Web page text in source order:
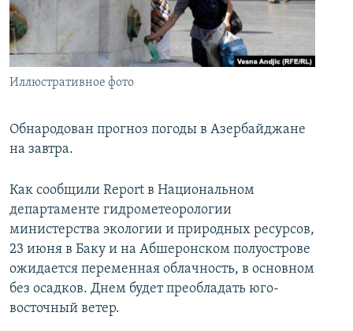
KARIKATURA
AZƏRBAYCAN ƏDƏBIYYATI KITABXANASI
İSLAM VƏ DEMOKRATIYA
PEŞƏ ETIKASI VƏ JURNALISTIKA STANDARTLARIMIZ
BIZIMLƏ ƏLAQƏ
XƏBƏR BÜLLETENLƏRIMIZ
BIZI IZLƏ
Иллюстративное фото
Обнародован прогноз погоды в Азербайджане
на завтра.
Как сообщили Report в Национальном
департаменте гидрометеорологии
министерства экологии и природных ресурсов,
23 июня в Баку и на Абшеронском полуострове
ожидается переменная облачность, в основном
без осадков. Днем будет преобладать юго-
восточный ветер.